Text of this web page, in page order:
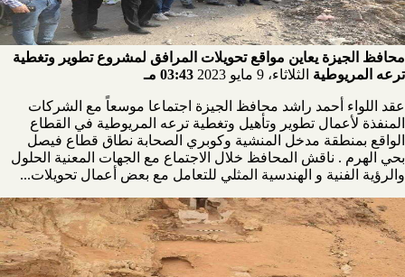
محافظ الجيزة يعاين مواقع تحويلات المرافق لمشروع تطوير وتغطية
ترعه المريوطية الثلاثاء، 9 مايو 2023 03:43 مـ
عقد اللواء أحمد راشد محافظ الجيزة اجتماعا موسعاً مع الشركات
المنفذة لأعمال تطوير وتأهيل وتغطية ترعه المريوطية في القطاع
الواقع بمنطقة مدخل المنشية وكوبري الصحابة نطاق قطاع فيصل
بحي الهرم . ناقش المحافظ خلال الاجتماع مع الجهات المعنية الحلول
والرؤية الفنية و الهندسية المثلي للتعامل مع بعض أعمال تحويلات...